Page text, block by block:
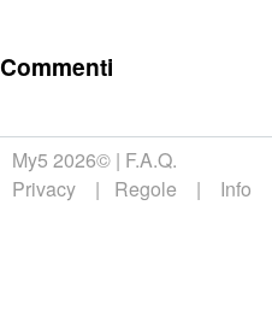
Commenti
My5 2026© F.A.Q.
Privacy
Regole Info